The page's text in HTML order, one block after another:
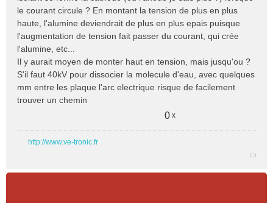
le courant circule ? En montant la tension de plus en plus
haute, l'alumine deviendrait de plus en plus epais puisque
l'augmentation de tension fait passer du courant, qui crée
l'alumine, etc...
Il y aurait moyen de monter haut en tension, mais jusqu'ou ?
S'il faut 40kV pour dissocier la molecule d'eau, avec quelques
mm entre les plaque l'arc electrique risque de facilement
trouver un chemin
0 x
http://www.ve-tronic.fr